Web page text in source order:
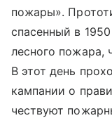
пожары».
спасенный в
лесного пожара,
В этот день
кампании о
чествуют